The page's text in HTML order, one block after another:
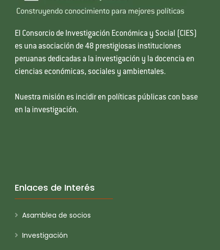
El Consorcio de Investigación Económica y Social (CIES)
es una asociación de 48 prestigiosas instituciones
peruanas dedicadas a la investigación y la docencia en
ciencias económicas, sociales y ambientales.
Nuestra misión es incidir en políticas públicas con base
en la investigación.
Enlaces de Interés
Asamblea de socios
Investigación